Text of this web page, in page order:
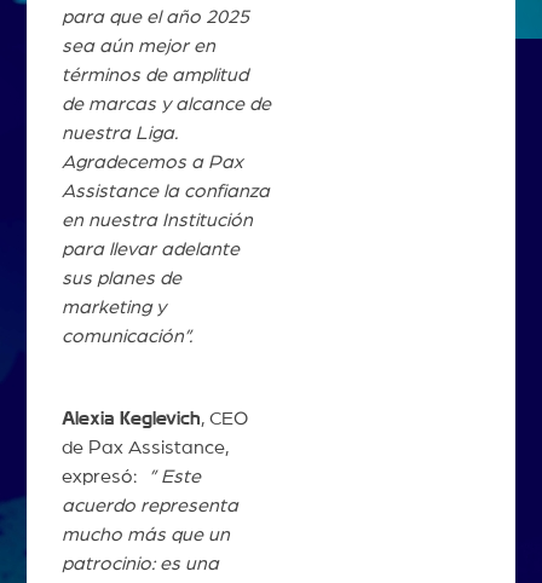
para que el año 2025
sea aún mejor en
términos de amplitud
de marcas y alcance de
nuestra Liga.
Agradecemos a Pax
Assistance la confianza
en nuestra Institución
para llevar adelante
sus planes de
marketing y
comunicación”.
Alexia Keglevich, CEO
de Pax Assistance,
expresó:
” Este
acuerdo representa
mucho más que un
patrocinio: es una